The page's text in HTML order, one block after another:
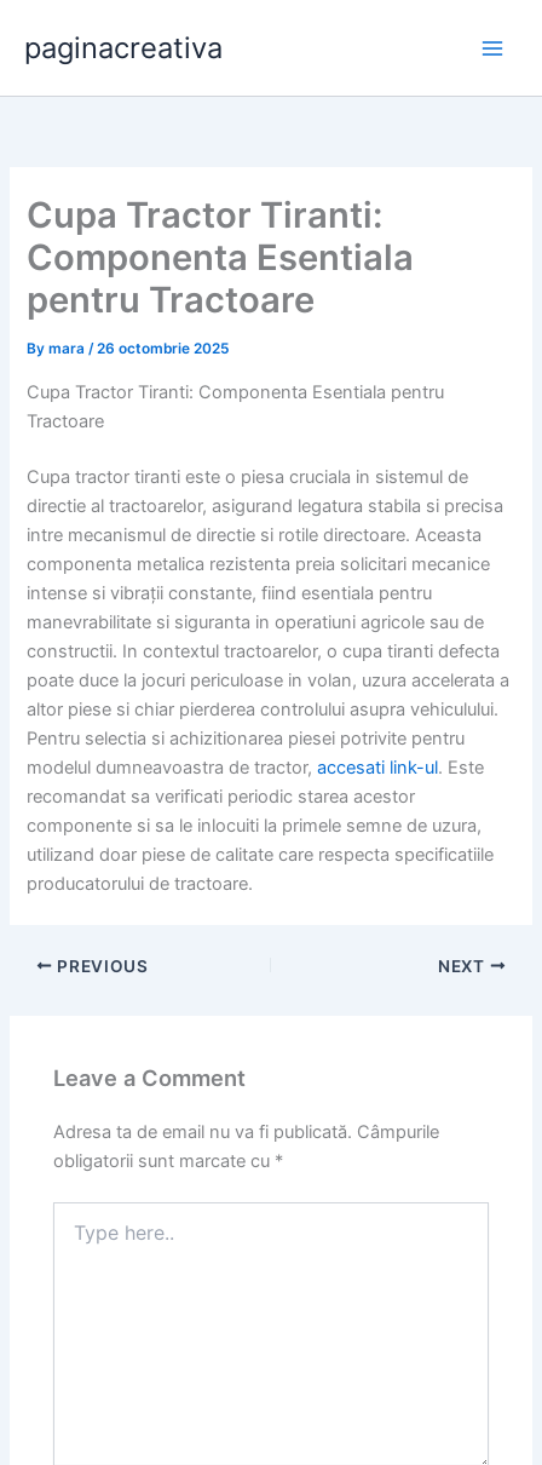
content
paginacreativa
Cupa Tractor Tiranti:
Componenta Esentiala
pentru Tractoare
Bymara/26 octombrie 2025
Cupa Tractor Tiranti: Componenta Esentiala pentru
Tractoare
Cupa tractor tiranti este o piesa cruciala in sistemul de
directie al tractoarelor, asigurand legatura stabila si precisa
intre mecanismul de directie si rotile directoare. Aceasta
componenta metalica rezistenta preia solicitari mecanice
intense si vibrații constante, fiind esentiala pentru
manevrabilitate si siguranta in operatiuni agricole sau de
constructii. In contextul tractoarelor, o cupa tiranti defecta
poate duce la jocuri periculoase in volan, uzura accelerata a
altor piese si chiar pierderea controlului asupra vehiculului.
Pentru selectia si achizitionarea piesei potrivite pentru
modelul dumneavoastra de tractor,accesati link-ul. Este
recomandat sa verificati periodic starea acestor
componente si sa le inlocuiti la primele semne de uzura,
utilizand doar piese de calitate care respecta specificatiile
producatorului de tractoare.
PREVIOUS NEXT
Leave a Comment
Adresa ta de email nu va fi publicată. Câmpurile
obligatorii sunt marcate cu *
here..